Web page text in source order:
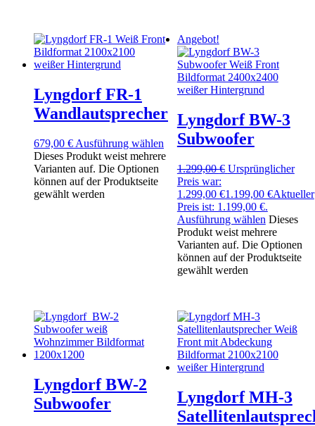
Lyngdorf FR-1
Wandlautsprecher
679,00 € Ausführung wählen
Dieses Produkt weist mehrere
Varianten auf. Die Optionen
können auf der Produktseite
gewählt werden
Angebot!
Lyngdorf BW-3
Subwoofer
1.299,00€ Ursprünglicher
Preis war:
1.299,00 €1.199,00 €Aktueller
Preis ist: 1.199,00 €.
Ausführung wählen Dieses
Produkt weist mehrere
Varianten auf. Die Optionen
können auf der Produktseite
gewählt werden
Lyngdorf BW-2
Subwoofer
Lyngdorf MH-3